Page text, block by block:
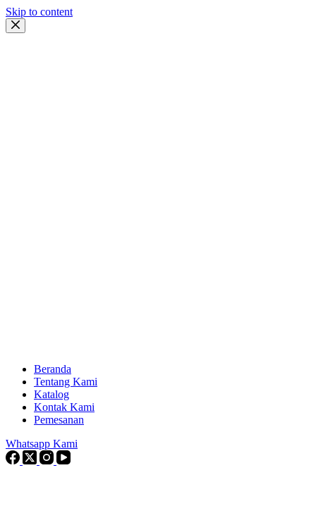
Skip to content
Beranda
Tentang Kami
Katalog
Kontak Kami
Pemesanan
Whatsapp Kami